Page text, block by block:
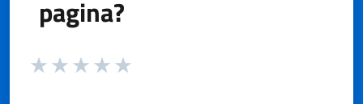
pagina?
Valuta da 1 a 5 stelle la pagina